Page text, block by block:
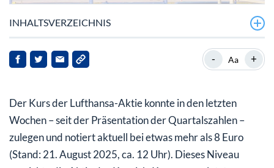
INHALTSVERZEICHNIS
Lufthansa verdoppelt das Konzernergebnis
- Aa +
Der Kurs der Lufthansa-Aktie konnte in den letzten
Wochen – seit der Präsentation der Quartalszahlen –
zulegen und notiert aktuell bei etwas mehr als 8 Euro
(Stand: 21. August 2025, ca. 12 Uhr). Dieses Niveau